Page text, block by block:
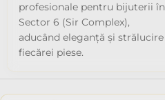
profesionale pentru bijuterii în
Sector 6 (Sir Complex),
aducând eleganță și strălucire
fiecărei piese.